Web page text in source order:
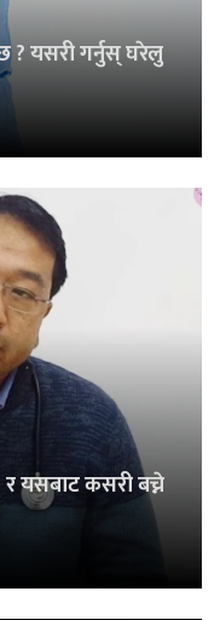
? यसरी गर्नुस् घरेलु
यसबाट कसरी बच्ने